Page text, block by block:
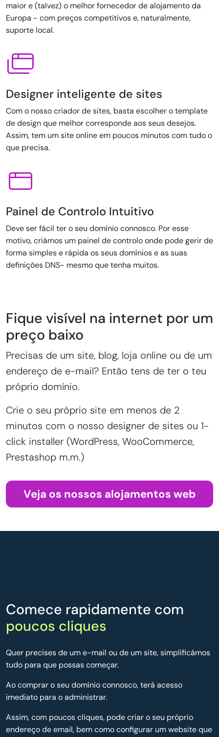
maior e (talvez) o melhor fornecedor de alojamento da
Europa - com preços competitivos e, naturalmente,
suporte local.
Designer inteligente de sites
Com o nosso criador de sites, basta escolher o template
de design que melhor corresponde aos seus desejos.
Assim, tem um site online em poucos minutos com tudo o
que precisa.
Painel de Controlo Intuitivo
Deve ser fácil ter o seu domínio connosco. Por esse
motivo, criámos um painel de controlo onde pode gerir de
forma simples e rápida os seus domínios e as suas
definições DNS- mesmo que tenha muitos.
Fique visível na internet por um
preço baixo
Precisas de um site, blog, loja online ou de um
endereço de e-mail? Então tens de ter o teu
próprio domínio.
Crie o seu próprio site em menos de 2
minutos com o nosso designer de sites ou 1-
click installer (WordPress, WooCommerce,
Prestashop m.m.)
Veja os nossos alojamentos web
Comece rapidamente com
poucos cliques
Quer precises de um e-mail ou de um site, simplificámos
tudo para que possas começar.
Ao comprar o seu domínio connosco, terá acesso
imediato para o administrar.
Assim, com poucos cliques, pode criar o seu próprio
endereço de email, bem como configurar um website que